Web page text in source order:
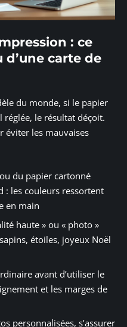
: ce
carte de
du monde, si le papier
le résultat déçoit.
éviter les mauvaises
du papier cartonné
: les couleurs ressortent
en main
haute » ou « photo »
étoiles, joyeux Noël
avant d’utiliser le
et les marges de
personnalisées, s’assurer